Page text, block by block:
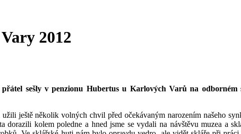
2012
sešly v penzionu Hubertus u Karlových Varů na odborném
ještě několik volných chvil před očekávaným narozením našeho
kolem poledne a hned jsme se vydali na návštěvu muzea a